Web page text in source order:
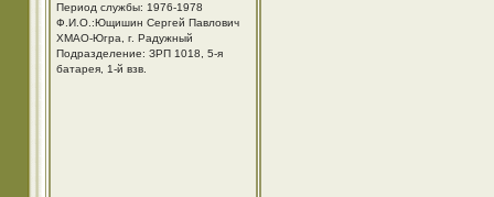
Период службы: 1976-1978
Ф.И.О.:Ющишин Сергей Павлович
ХМАО-Югра, г. Радужный
Подразделение: ЗРП 1018, 5-я
батарея, 1-й взв.